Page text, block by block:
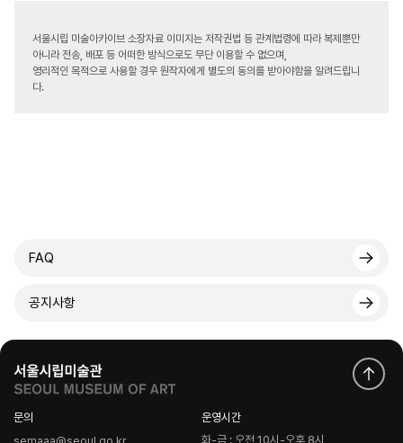
서울시립 미술아카이브 소장자료 이미지는 저작권법 등 관계법령에 따라 복제뿐만
아니라 전송, 배포 등 어떠한 방식으로도 무단 이용할 수 없으며,
영리적인 목적으로 사용할 경우 원작자에게 별도의 동의를 받아야함을 알려드립니
다.
FAQ
공지사항
문의
운영시간
화-금 : 오전 10시-오후 8시